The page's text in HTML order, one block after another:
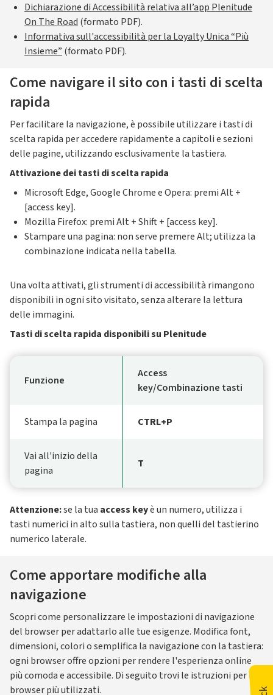
Dichiarazione di Accessibilità relativa all’app Plenitude
On The Road (formato PDF).
Informativa sull'accessibilità per la Loyalty Unica “Più
Insieme” (formato PDF).
Come navigare il sito con i tasti di scelta
rapida
Per facilitare la navigazione, è possibile utilizzare i tasti di
scelta rapida per accedere rapidamente a capitoli e sezioni
delle pagine, utilizzando esclusivamente la tastiera.
Attivazione dei tasti di scelta rapida
Microsoft Edge, Google Chrome e Opera: premi Alt +
[access key].
Mozilla Firefox: premi Alt + Shift + [access key].
Stampare una pagina: non serve premere Alt; utilizza la
combinazione indicata nella tabella.
Una volta attivati, gli strumenti di accessibilità rimangono
disponibili in ogni sito visitato, senza alterare la lettura
delle immagini.
Tasti di scelta rapida disponibili su Plenitude
Funzione
Access
key/Combinazione tasti
Stampa la pagina CTRL+P
Vai all'inizio della
pagina
T
Attenzione:se la tua access keyè un numero, utilizza i
tasti numerici in alto sulla tastiera, non quelli del tastierino
numerico laterale.
Come apportare modifiche alla
navigazione
Scopri come personalizzare le impostazioni di navigazione
del browser per adattarlo alle tue esigenze. Modifica font,
dimensioni, colori o semplifica la navigazione con la tastiera:
ogni browser offre opzioni per rendere l'esperienza online
più comoda e accessibile. Di seguito trovi le istruzioni per i 4
browser più utilizzati.